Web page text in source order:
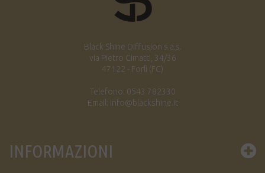
Black Shine Diffusion s.a.s.
via Pietro Cimatti, 34/36
47122 - Forlì (FC)
Telefono: 0543 782330
Email: info@blackshine.it
INFORMAZIONI